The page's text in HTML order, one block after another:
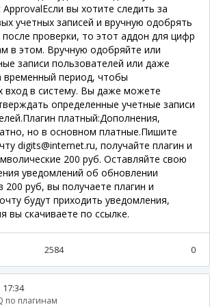
ApprovalЕсли вы хотите следить за
учетных записей и вручную одобрять
проверки, то этот аддон для цифр
в этом. Вручную одобряйте или
записи пользователей или даже
временный период, чтобы
вход в систему. Вы даже можете
определенные учетные записи
платный:Дополнения,
но в основном платные.Пишите
digits@internet.ru, получайте плагин и
200 руб. Оставляйте свою
уведомлений об обновлении
200 руб, вы получаете плагин и
будут приходить уведомления,
вы скачиваете по ссылке.
2584 0
17:34
по плагинам